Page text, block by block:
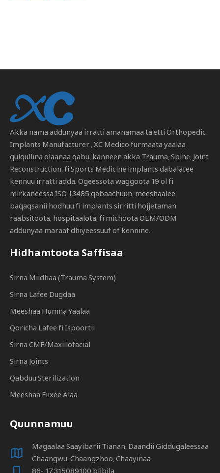
Akka nama addunyaa irratti amanamaa ta'etti Orthopedic
Implants Manufacturer, XC Medico furmaata yaalaa
qulqullina olaanaa qabu, kanneen akka Trauma, Spine, Joint
Reconstruction, fi Sports Medicine implants dabalatee
kennuu irratti adda. Ogeessota waggoota 19 ol fi
mirkaneessa ISO 13485 qabaachuun, meeshaalee
baqaqsanii hodhuu fi implants sirritti hojjetaman
raabsitoota, hospitaalota, fi michoota OEM/ODM
addunyaa maraaf dhiyeessuuf of kennine.
Hidhamtoota Saffisaa
Sirna Miidhaa (Trauma System)
Sirna Lafee Dugdaa
Meeshaa Humna Yaalaa
Qoricha Lafee fi Ispoortii
Sirna CMF/Maxillofacial
Sirna Joints
Qabduu Sterilization
Meeshaa Fiixee Alaa
Quunnamuu
Magaalaa Saayibarii Tianan, Daandii Giddugaleessaa
Chaangwu, Chaangzhoo, Chaayinaa
86- 17315089100 bilbila